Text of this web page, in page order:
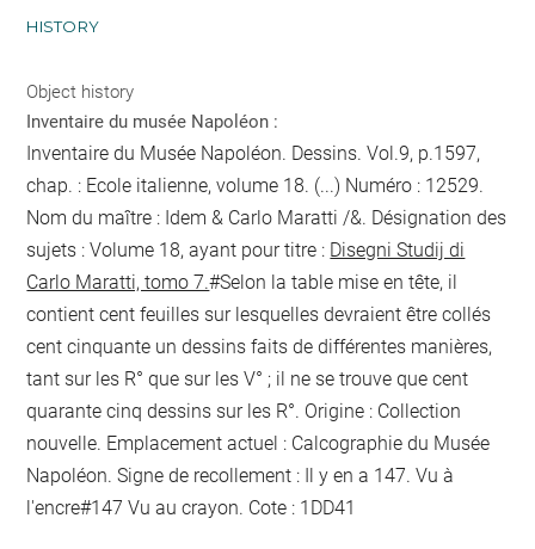
HISTORY
Object history
Inventaire du musée Napoléon :
Inventaire du Musée Napoléon. Dessins. Vol.9, p.1597,
chap. : Ecole italienne, volume 18. (...) Numéro : 12529.
Nom du maître : Idem & Carlo Maratti /&. Désignation des
sujets : Volume 18, ayant pour titre : Disegni Studij di
Carlo Maratti, tomo 7.#Selon la table mise en tête, il
contient cent feuilles sur lesquelles devraient être collés
cent cinquante un dessins faits de différentes manières,
tant sur les R° que sur les V° ; il ne se trouve que cent
quarante cinq dessins sur les R°. Origine : Collection
nouvelle. Emplacement actuel : Calcographie du Musée
Napoléon. Signe de recollement : Il y en a 147. Vu à
l'encre#147 Vu au crayon. Cote : 1DD41